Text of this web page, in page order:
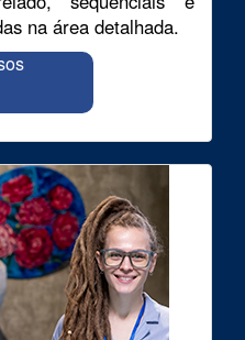
na área detalhada.